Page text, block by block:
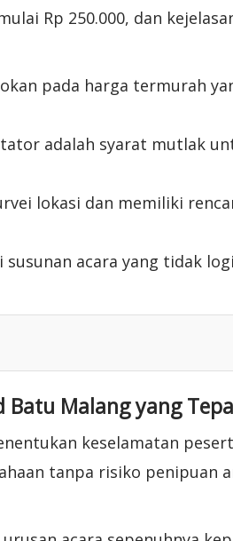
Rp 250.000, dan
pada harga termurah
adalah syarat mutlak
lokasi dan memiliki
acara yang tidak
Malang yang
keselamatan
tanpa risiko penipuan